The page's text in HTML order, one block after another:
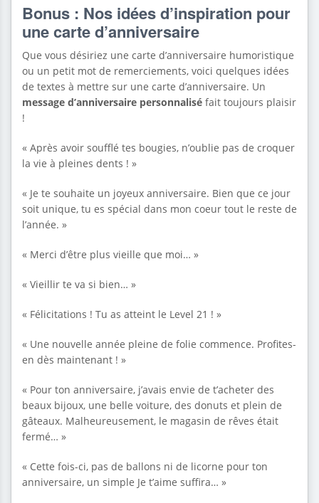
Bonus : Nos idées d’inspiration pour
une carte d’anniversaire
Que vous désiriez une carte d’anniversaire humoristique
ou un petit mot de remerciements, voici quelques idées
de textes à mettre sur une carte d’anniversaire. Un
message d’anniversaire personnalisé fait toujours plaisir
!
« Après avoir soufflé tes bougies, n’oublie pas de croquer
la vie à pleines dents ! »
« Je te souhaite un joyeux anniversaire. Bien que ce jour
soit unique, tu es spécial dans mon coeur tout le reste de
l’année. »
« Merci d’être plus vieille que moi… »
« Vieillir te va si bien… »
« Félicitations ! Tu as atteint le Level 21 ! »
« Une nouvelle année pleine de folie commence. Profites-
en dès maintenant ! »
« Pour ton anniversaire, j’avais envie de t’acheter des
beaux bijoux, une belle voiture, des donuts et plein de
gâteaux. Malheureusement, le magasin de rêves était
fermé… »
« Cette fois-ci, pas de ballons ni de licorne pour ton
anniversaire, un simple Je t’aime suffira… »